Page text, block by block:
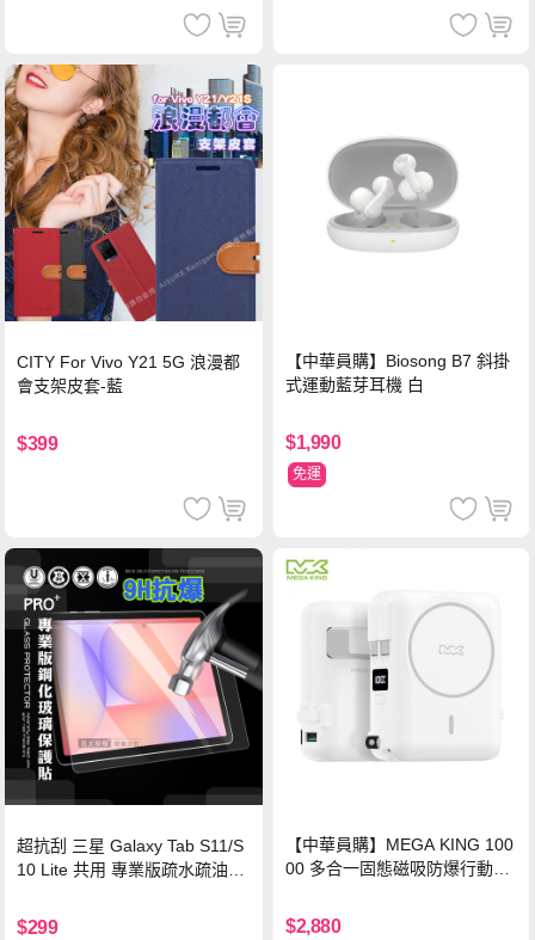
CITY For Vivo Y21 5G 浪漫都
會支架皮套-藍
$399
【中華員購】Biosong B7 斜掛
式運動藍芽耳機 白
$1,990
免運
超抗刮 三星 Galaxy Tab S11/S
10 Lite 共用 專業版疏水疏油9H
$299
【中華員購】MEGA KING 100
00 多合一固態磁吸防爆行動電
$2,880